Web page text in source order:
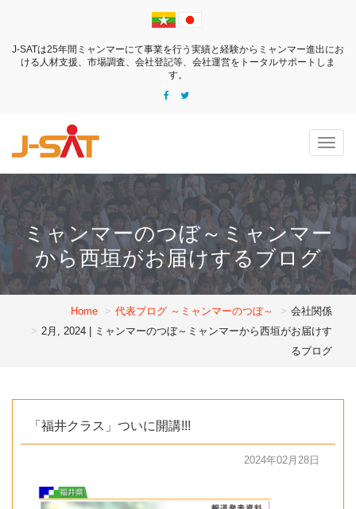
J-SATは25年間ミャンマーにて事業を行う実績と経験からミャンマー進出にお
ける 人材支援、市場調査、会社登記等、会社運営をトータルサポートしま
す。
ミャンマーのつぼ～ミャンマー
から西垣がお届けするブログ
Home 代表ブログ ～ミャンマーのつぼ～
会社関係
2月, 2024 | ミャンマーのつぼ～ミャンマーから西垣がお届けす
るブログ
「福井クラス」ついに開講!!!
2024年02月28日